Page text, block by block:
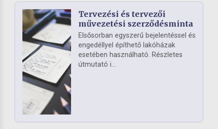
Tervezési és tervezői
művezetési szerződésminta
Elsősorban egyszerű bejelentéssel és
engedéllyel építhető lakóházak
esetében használható. Részletes
útmutató i...